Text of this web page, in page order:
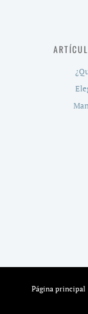
Página principal